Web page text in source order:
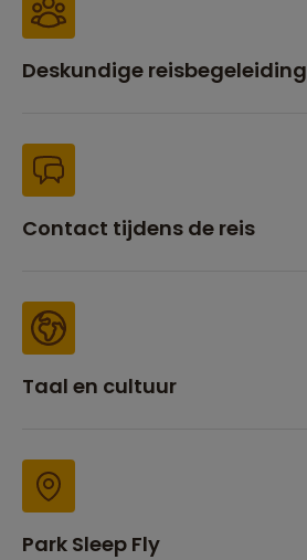
Deskundige reisbegeleiding
Contact tijdens de reis
Taal en cultuur
Park Sleep Fly